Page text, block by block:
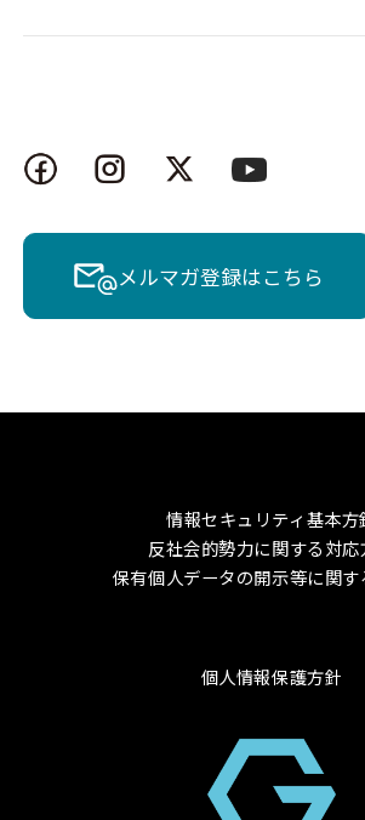
メルマガ登録はこちら
情報セキュリティ基本方
反社会的勢力に関する対応
保有個人データの開示等に関す
個人情報保護方針